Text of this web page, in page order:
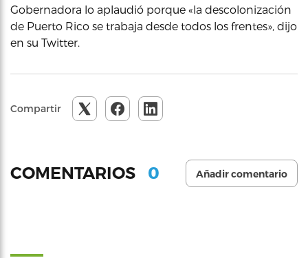
Gobernadora lo aplaudió porque «la descolonización
de Puerto Rico se trabaja desde todos los frentes», dijo
en su Twitter.
Compartir
COMENTARIOS 0 Añadir comentario